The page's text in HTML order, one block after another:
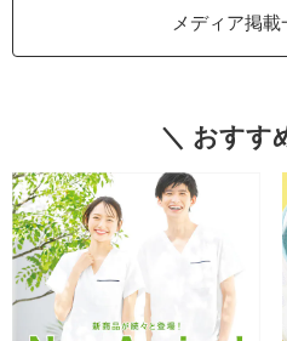
メディア掲載
＼ おすす